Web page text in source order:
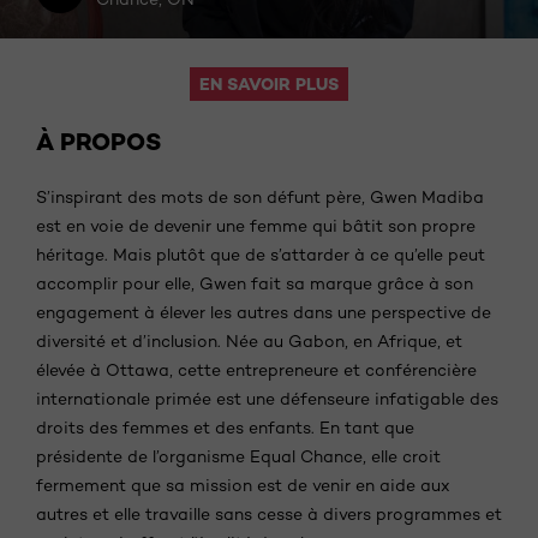
EN SAVOIR PLUS
À PROPOS
S’inspirant des mots de son défunt père, Gwen Madiba
est en voie de devenir une femme qui bâtit son propre
héritage. Mais plutôt que de s’attarder à ce qu’elle peut
accomplir pour elle, Gwen fait sa marque grâce à son
engagement à élever les autres dans une perspective de
diversité et d’inclusion. Née au Gabon, en Afrique, et
élevée à Ottawa, cette entrepreneure et conférencière
internationale primée est une défenseure infatigable des
droits des femmes et des enfants. En tant que
présidente de l’organisme Equal Chance, elle croit
fermement que sa mission est de venir en aide aux
autres et elle travaille sans cesse à divers programmes et